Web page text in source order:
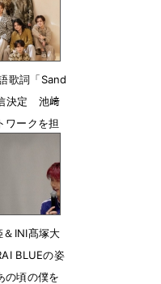
時56分
歌詞「Sand
決定 池﨑
ワークを担
40分
＆INI髙塚大
BLUEの姿
の頃の僕を